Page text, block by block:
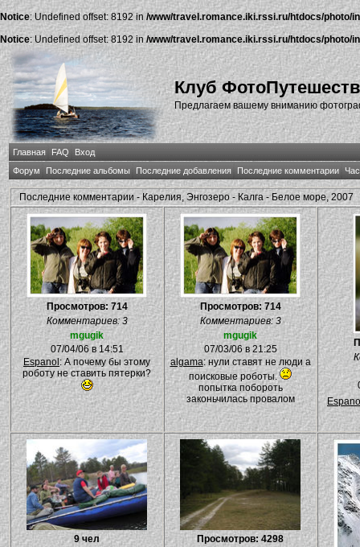
Notice: Undefined offset: 8192 in /www/travel.romance.iki.rssi.ru/htdocs/photo/
Notice: Undefined offset: 8192 in/www/travel.romance.iki.rssi.ru/htdocs/photo/
Клуб
Предлагаем вашему вниманию
Главная FAQ
Вход
Форум
Последние альбомы Последние добавления Последние комментарии
Последние комментарии - Карелия, Энгозеро - Калга - Белое море, 2007
Просмотров: 714
Комментариев: 3
mgugik
07/04/06 в 14:51
Espanol : А почему бы этому
роботу не ставить пятерки?
Просмотров: 714
Комментариев: 3
mgugik
07/03/06 в 21:25
algama: нули ставят не люди а
поисковые роботы.
попытка побороть
законьчилась провалом
9 чел
Просмотров: 4298